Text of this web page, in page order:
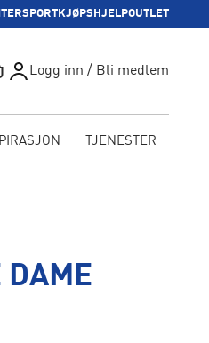
KJØPSHJELPOUTLET
Logg inn / Bli medlem
TJENESTER